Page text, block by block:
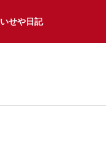
いせや日記